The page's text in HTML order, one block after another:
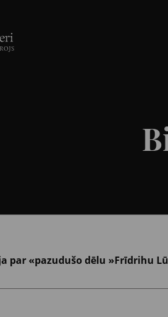
par «pazudušo dēlu »Frīdrihu